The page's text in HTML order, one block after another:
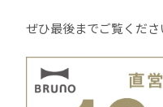
ぜひ最後までご覧くだ